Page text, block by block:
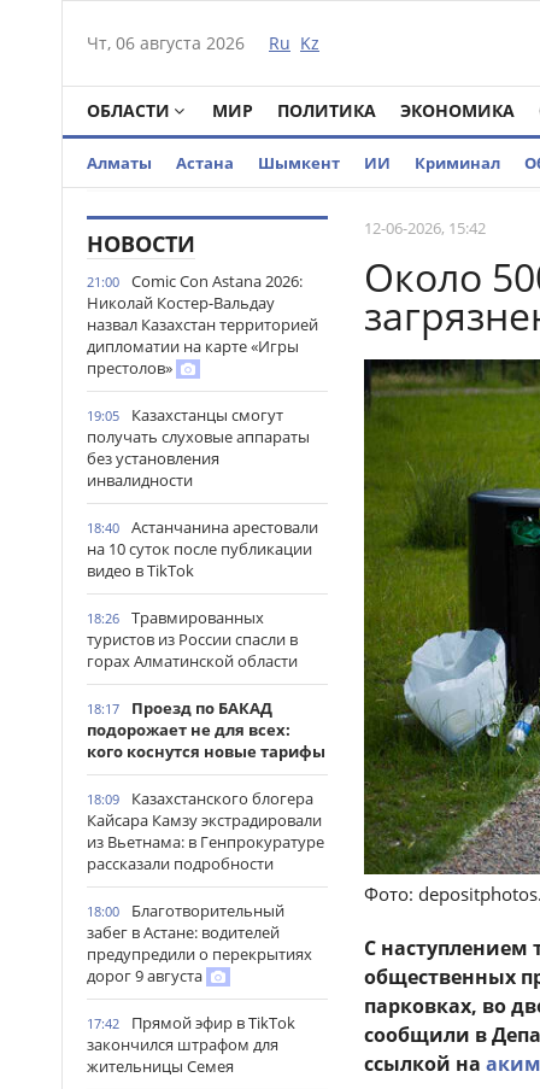
Чт, 06 августа 2026 Ru Kz
ОБЛАСТИ МИР ПОЛИТИКА ЭКОНОМИКА
Алматы Астана Шымкент ИИ Криминал
НОВОСТИ
21:00
Comic Con Astana 2026:
Николай Костер-Вальдау
назвал Казахстан территорией
дипломатии на карте «Игры
престолов»
19:05
Казахстанцы смогут
получать слуховые аппараты
без установления
инвалидности
18:40
Астанчанина арестовали
на 10 суток после публикации
видео в TikTok
18:26
Травмированных
туристов из России спасли в
горах Алматинской области
18:17
Проезд по БАКАД
подорожает не для всех:
кого коснутся новые тарифы
18:09
Казахстанского блогера
Кайсара Камзу экстрадировали
из Вьетнама: в Генпрокуратуре
рассказали подробности
18:00
Благотворительный
забег в Астане: водителей
предупредили о перекрытиях
дорог 9 августа
17:42
Прямой эфир в TikTok
закончился штрафом для
жительницы Семея
12-06-2026, 15:42
Около
Фото:
С наступлением
общественных
парковках, во
сообщили в
ссылкой на